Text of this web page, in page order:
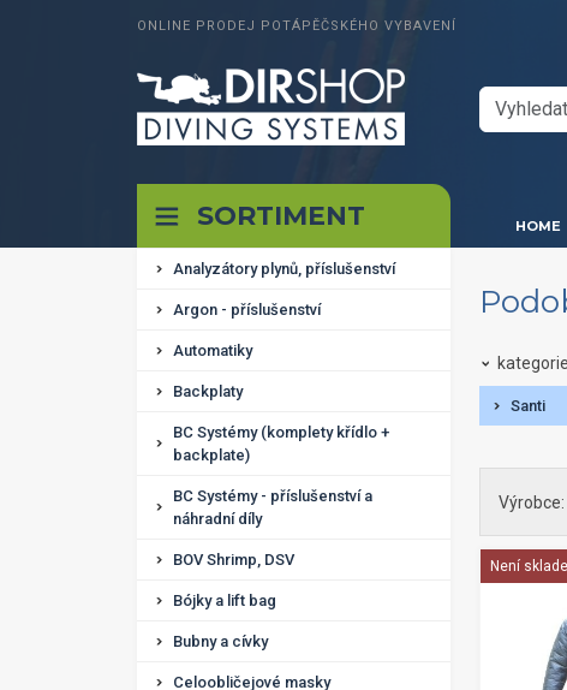
ONLINE PRODEJ POTÁPĚČSKÉHO VYBAVENÍ
SORTIMENT HOME
Analyzátory plynů, příslušenství
Argon - příslušenství
Automatiky
Backplaty
BC Systémy (komplety křídlo +
backplate)
BC Systémy - příslušenství a
náhradní díly
BOV Shrimp, DSV
Bójky a lift bag
Bubny a cívky
Celoobličejové masky
Santi
Výrobce:
Není